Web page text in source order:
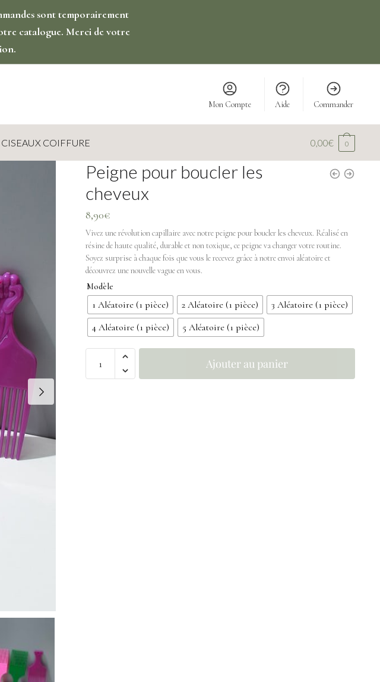
sont temporairement
catalogue. Merci de votre
Mon Compte Aide Commander
CISEAUX COIFFURE 0,00€ 0
Peigne pour boucler les
cheveux
8,90€
Vivez une révolution capillaire avec notre peigne pour boucler les cheveux. Réalisé en
résine de haute qualité, durable et non toxique, ce peigne va changer votre routine.
Soyez surprise à chaque fois que vous le recevez grâce à notre envoi aléatoire et
découvrez une nouvelle vague en vous.
Modèle
1 Aléatoire (1 pièce) 2 Aléatoire (1 pièce)
3 Aléatoire (1 pièce)
4 Aléatoire (1 pièce)
5 Aléatoire (1 pièce)
Ajouter au panier